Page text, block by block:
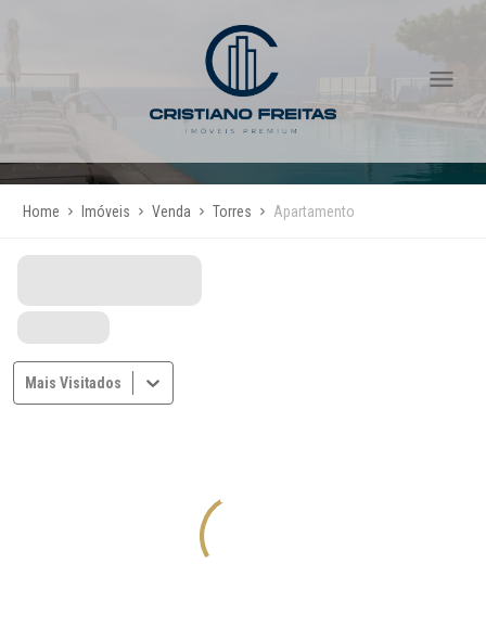
Home Imóveis Venda Torres Apartamento
Mais Visitados